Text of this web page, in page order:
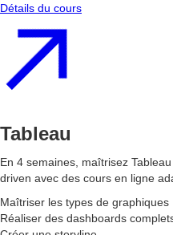
Détails du cours
Tableau
En 4 semaines, maîtrisez
driven avec des cours en ligne
Maîtriser les types de graphiques
Réaliser des dashboards